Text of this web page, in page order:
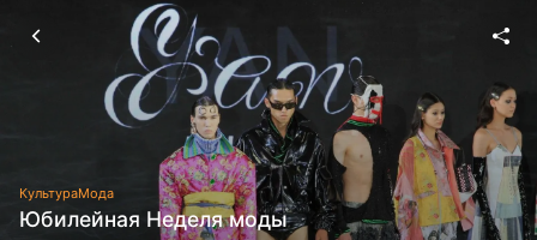
КультураМода
Юбилейная Неделя моды